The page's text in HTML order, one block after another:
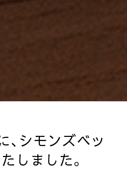
、シモンズベッ
しました。